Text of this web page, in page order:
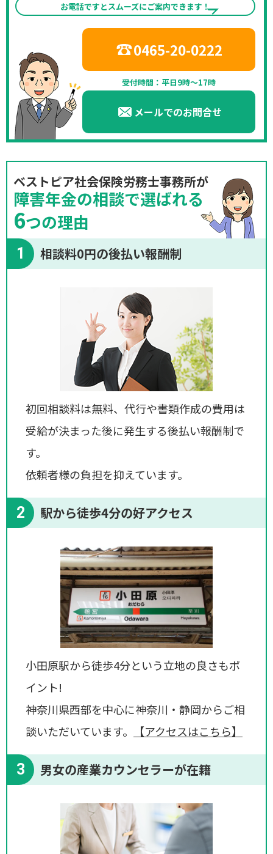
お電話ですとスムーズにご案内できます！
0465-20-0222
受付時間：平日9時～17時
メールでのお問合せ
ベストピア社会保険労務士事務所が
障害年金の相談で選ばれる
6つの理由
1 相談料0円の後払い報酬制
初回相談料は無料、代行や書類作成の費用は
受給が決まった後に発生する後払い報酬制で
す。
依頼者様の負担を抑えています。
2 駅から徒歩4分の好アクセス
小田原駅から徒歩4分という立地の良さもポ
イント!
神奈川県西部を中心に神奈川・静岡からご相
談いただいています。
【アクセスはこちら】
3 男女の産業カウンセラーが在籍